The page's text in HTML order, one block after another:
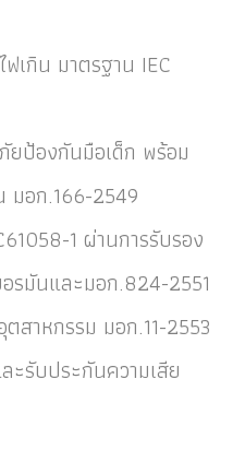
เกิน มาตรฐาน IEC
ยป้องกันมือเด็ก พร้อม
มอก.166-2549
1 ผ่านการรับรอง
รมันและมอก.824-2551
สาหกรรม มอก.11-2553
ะรับประกันความเสีย